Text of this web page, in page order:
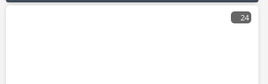
24